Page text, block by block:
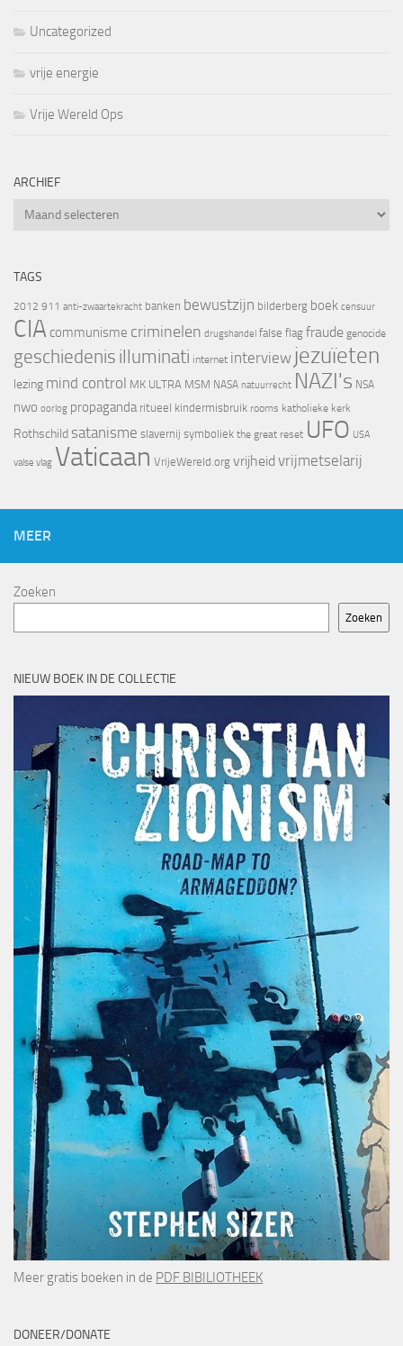
Uncategorized
vrije energie
Vrije Wereld Ops
ARCHIEF
Archief
TAGS
2012 911 anti-zwaartekracht banken bewustzijn bilderberg boek censuur
CIA communisme criminelen drugshandel false flag fraude genocide
geschiedenis illuminati internet interview jezuïeten
lezing mind control MK ULTRA MSM NASA natuurrecht NAZI's NSA
nwo oorlog propaganda ritueel kindermisbruik rooms katholieke kerk
Rothschild satanisme slavernij symboliek the great reset UFO USA
valse vlag Vaticaan VrijeWereld.org vrijheid vrijmetselarij
MEER
Zoeken
Zoeken
NIEUW BOEK IN DE COLLECTIE
Meer gratis boeken in de PDF BIBILIOTHEEK
DONEER/DONATE